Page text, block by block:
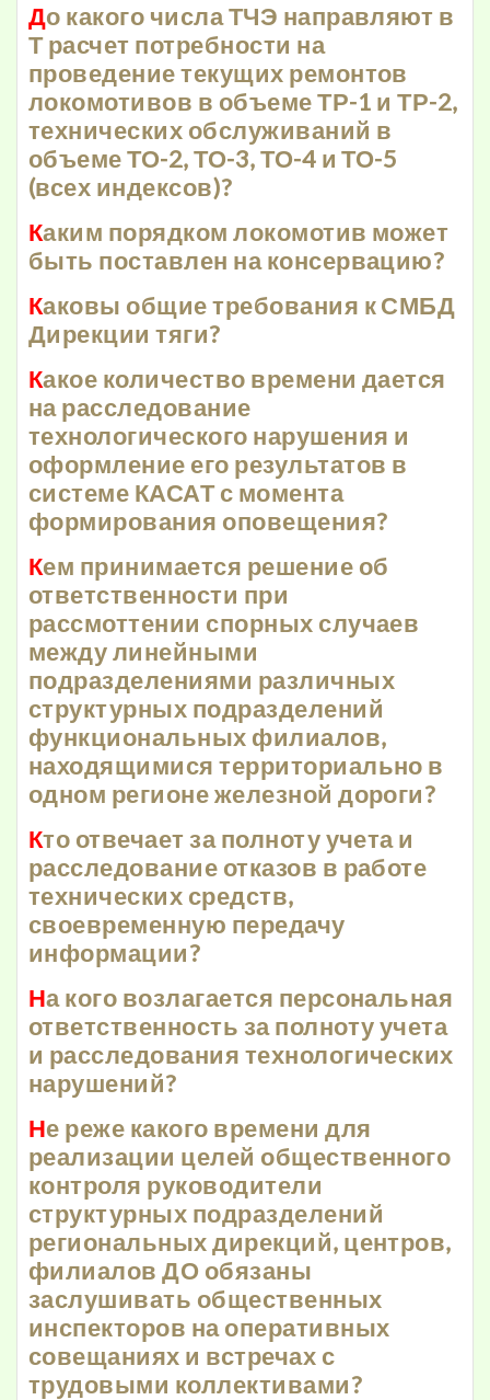
До какого числа ТЧЭ направляют в
Т расчет потребности на
проведение текущих ремонтов
локомотивов в объеме ТР-1 и ТР-2,
технических обслуживаний в
объеме ТО-2, ТО-3, ТО-4 и ТО-5
(всех индексов)?
Каким порядком локомотив может
быть поставлен на консервацию?
Каковы общие требования к СМБД
Дирекции тяги?
Какое количество времени дается
на расследование
технологического нарушения и
оформление его результатов в
системе КАСАТ с момента
формирования оповещения?
Кем принимается решение об
ответственности при
рассмоттении спорных случаев
между линейными
подразделениями различных
структурных подразделений
функциональных филиалов,
находящимися территориально в
одном регионе железной дороги?
Кто отвечает за полноту учета и
расследование отказов в работе
технических средств,
своевременную передачу
информации?
На кого возлагается персональная
ответственность за полноту учета
и расследования технологических
нарушений?
Не реже какого времени для
реализации целей общественного
контроля руководители
структурных подразделений
региональных дирекций, центров,
филиалов ДО обязаны
заслушивать общественных
инспекторов на оперативных
совещаниях и встречах с
трудовыми коллективами?